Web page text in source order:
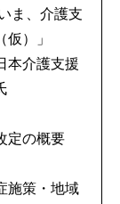
ま、介護支
）」
介護支援
定の概要
施策・地域